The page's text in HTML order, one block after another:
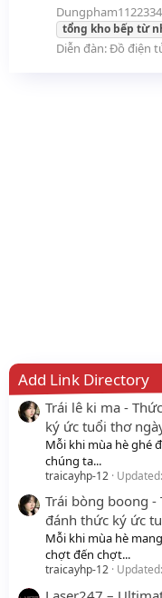
tổng kho bếp từ
Diễn đàn:Đồ điện
Add Link Directory
Trái lê ki ma -
ký ức tuổi thơ
Mỗi khi mùa hè ghé
chúng ta...
traicayhp-12 Updated:
Trái bòng boong -
đánh thức ký ức
Mỗi khi mùa hè
chợt đến chợt...
traicayhp-12 Updated: